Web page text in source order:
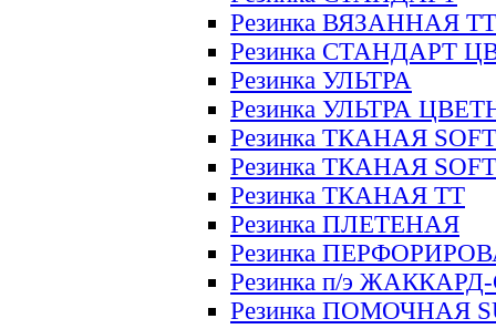
Резинка ВЯЗАННАЯ ТТ
Резинка СТАНДАРТ
Резинка УЛЬТРА
Резинка УЛЬТРА
Резинка ТКАНАЯ SOFT
Резинка ТКАНАЯ
Резинка ТКАНАЯ ТТ
Резинка ПЛЕТЕНАЯ
Резинка
Резинка п/э
Резинка ПОМОЧНАЯ